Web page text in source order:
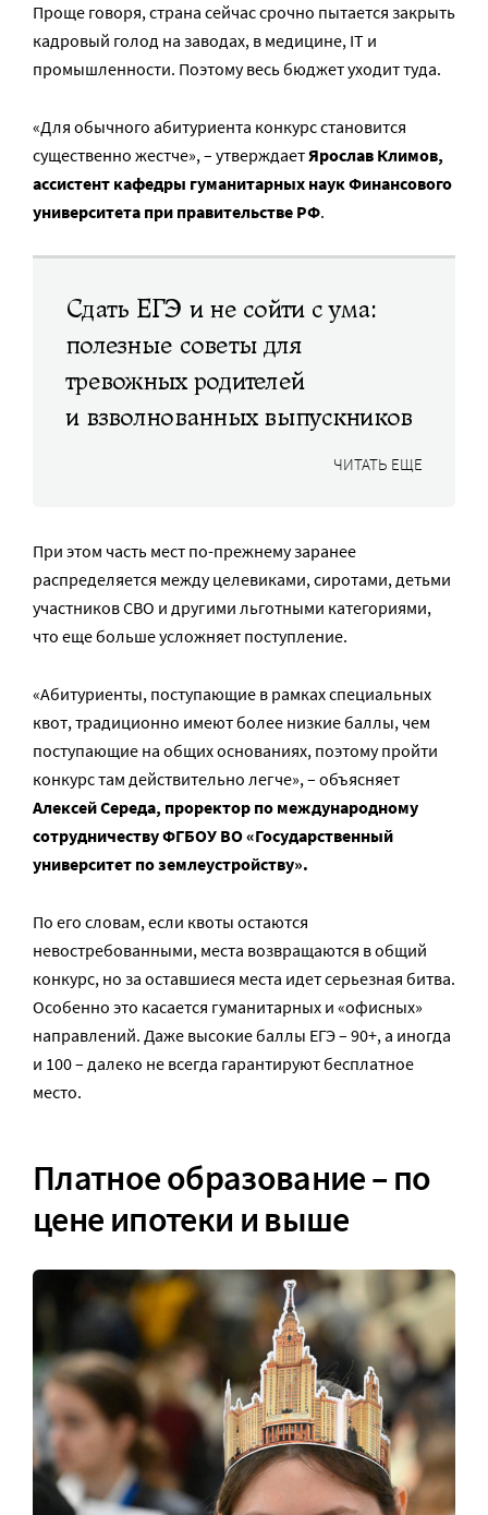
Проще говоря, страна сейчас срочно пытается закрыть
кадровый голод на заводах, в медицине, IT и
промышленности. Поэтому весь бюджет уходит туда.
«Для обычного абитуриента конкурс становится
существенно жестче», – утверждаетЯрослав Климов,
ассистент кафедры гуманитарных наук Финансового
университета при правительстве РФ.
Сдать ЕГЭ и не сойти с ума:
полезные советы для
тревожных родителей
и взволнованных выпускников
ЧИТАТЬ ЕЩЕ
При этом часть мест по-прежнему заранее
распределяется между целевиками, сиротами, детьми
участников СВО и другими льготными категориями,
что еще больше усложняет поступление.
«Абитуриенты, поступающие в рамках специальных
квот, традиционно имеют более низкие баллы, чем
поступающие на общих основаниях, поэтому пройти
конкурс там действительно легче», – объясняет
Алексей Середа, проректор по международному
сотрудничеству ФГБОУ ВО «Государственный
университет по землеустройству».
По его словам, если квоты остаются
невостребованными, места возвращаются в общий
конкурс, но за оставшиеся места идет серьезная битва.
Особенно это касается гуманитарных и «офисных»
направлений. Даже высокие баллы ЕГЭ – 90+, а иногда
и 100 – далеко не всегда гарантируют бесплатное
место.
Платное образование – по
цене ипотеки и выше